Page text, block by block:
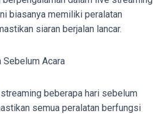
biasanya memiliki peralatan
siaran berjalan lancar.
Sebelum Acara
beberapa hari sebelum
semua peralatan berfungsi